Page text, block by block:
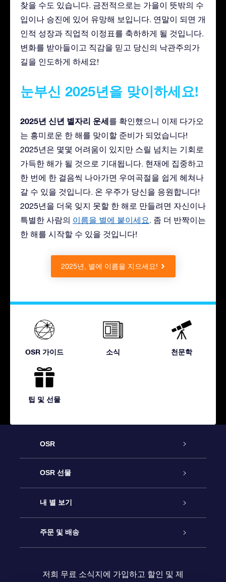
찾을 수도 있습니다. 금전적으로는 가을이 뜻밖의 수
입이나 승진에 있어 유망해 보입니다. 연말이 되면 개
인적 성장과 직업적 이정표를 축하하게 될 것입니다.
변화를 받아들이고 직감을 믿고 당신의 낙관주의가
길을 인도하게 하세요!
눈부신 2025년을 맞이하세요!
2025년 신년 별자리 운세를 확인했으니 이제 다가오
는 흥미로운 한 해를 맞이할 준비가 되었습니다!
2025년은 몇몇 어려움이 있지만 스릴 넘치는 기회로
가득한 해가 될 것으로 기대됩니다. 현재에 집중하고
한 번에 한 걸음씩 나아가면 우여곡절을 쉽게 헤쳐나
갈 수 있을 것입니다. 온 우주가 당신을 응원합니다!
2025년을 더욱 잊지 못할 한 해로 만들려면 자신이나
특별한 사람의 이름을 별에 붙이세요. 좀 더 반짝이는
한 해를 시작할 수 있을 것입니다!
2025년, 별에 이름을 지으세요!
OSR 가이드 소식 천문학
팁 및 선물
OSR
고객 서비스
연락처
블로그
OSR 선물
온라인 별 선물
OSR 선물 팩
내 별 보기
Star Register
주문 및 배송
저희 무료 소식지에 가입하고 할인 및 제